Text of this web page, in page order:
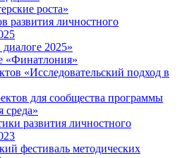
роста»
развития личностного
2025»
«Финатлония»
«Исследовательский подход в
для сообщества программы
среда»
развития личностного
фестиваль методических